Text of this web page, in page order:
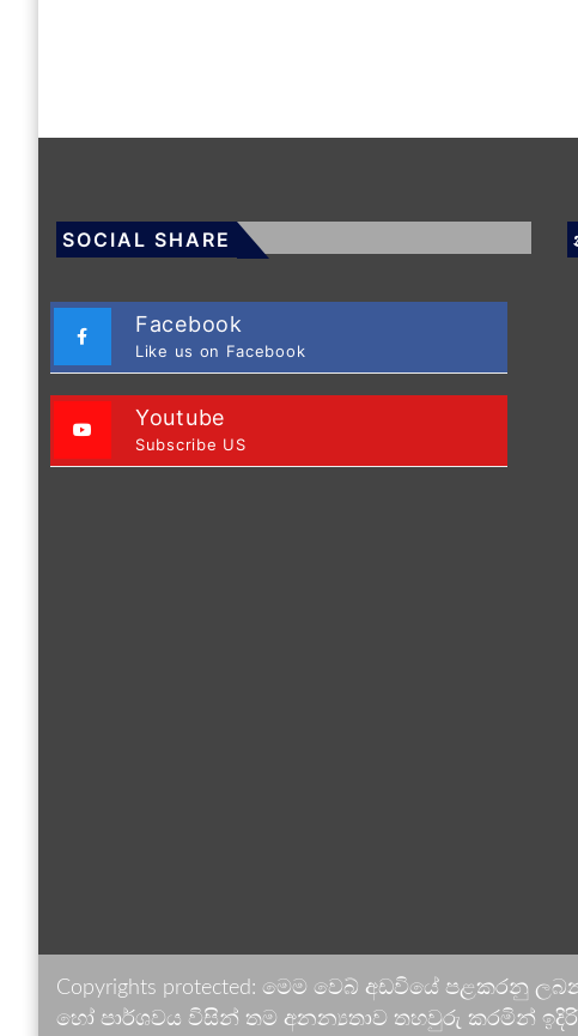
SOCIAL SHARE
Facebook
Like us on Facebook
Youtube
Subscribe US
Copyrights protected: මෙම වෙබ් අඩවියේ
හෝ පාර්ශවය විසින් තම අනන්‍යතාව තහවුරු කරමින්